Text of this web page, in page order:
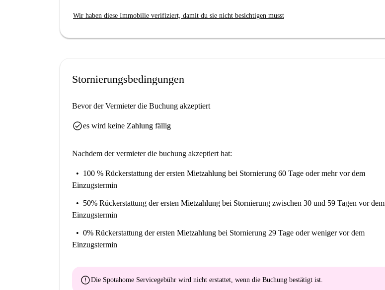
Wir haben diese Immobilie verifiziert, damit du sie nicht besichtigen musst
Stornierungsbedingungen
Bevor der Vermieter die Buchung akzeptiert
check_circlees wird keine Zahlung fällig
Nachdem der vermieter die buchung akzeptiert hat:
100 % Rückerstattung der ersten Mietzahlung bei Stornierung 60 Tage oder mehr vor dem
Einzugstermin
50% Rückerstattung der ersten Mietzahlung bei Stornierung zwischen 30 und 59 Tagen vor dem
Einzugstermin
0% Rückerstattung der ersten Mietzahlung bei Stornierung 29 Tage oder weniger vor dem
Einzugstermin
errorDie Spotahome Servicegebühr wird nicht erstattet , wenn die Buchung bestätigt ist.